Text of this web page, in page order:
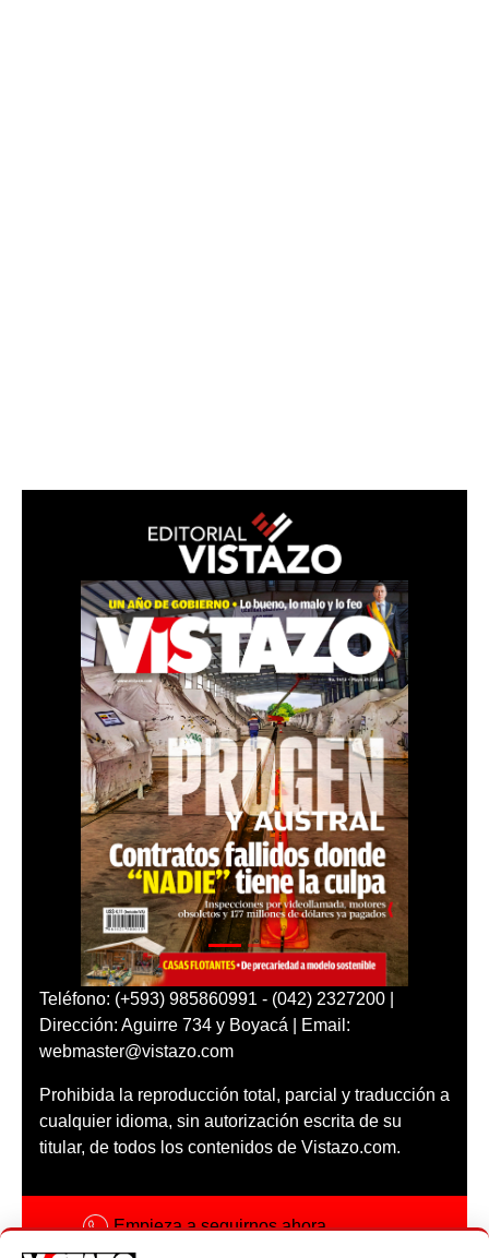
Teléfono: (+593) 985860991 - (042) 2327200 |
Dirección: Aguirre 734 y Boyacá | Email:
webmaster@vistazo.com
Prohibida la reproducción total, parcial y traducción a
cualquier idioma, sin autorización escrita de su
titular, de todos los contenidos de Vistazo.com.
Empieza a seguirnos ahora